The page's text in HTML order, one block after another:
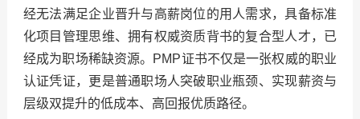
经无法满足企业晋升与高薪岗位的用人需求，具备标准
化项目管理思维、拥有权威资质背书的复合型人才，已
经成为职场稀缺资源。PMP证书不仅是一张权威的职业
认证凭证，更是普通职场人突破职业瓶颈、实现薪资与
层级双提升的低成本、高回报优质路径。